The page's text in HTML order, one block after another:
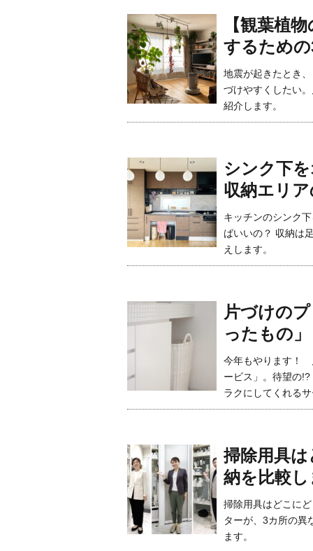
【観葉植
するため
地震が起きたとき
づけやすくしたい
紹介します。
シンク下
収納エリ
キッチンのシンク
ばいいの？ 収納は
えします。
片づけの
ったもの
今年もやります！
ービス」。待望の
ラクにしてくれる
掃除用具
納を比較し
掃除用具はどこに
ターが、3カ所の異
ます。